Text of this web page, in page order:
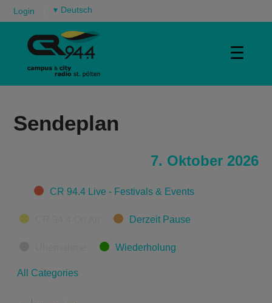
Login ▾
☰
Sendeplan
7. Oktober 2026
CategoriesCR 94.4 Live - Festivals & Events
Derzeit Pause
Wiederholung
All Categories